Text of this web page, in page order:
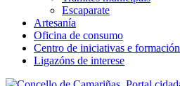
Escaparate
Artesanía
Oficina de consumo
Centro de iniciativas e formación
Ligazóns de interese